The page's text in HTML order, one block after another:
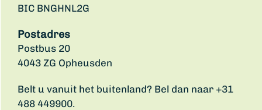
BIC BNGHNL2G
Postadres
Postbus 20
4043 ZG Opheusden
Belt u vanuit het buitenland? Bel dan naar +31
488 449900.